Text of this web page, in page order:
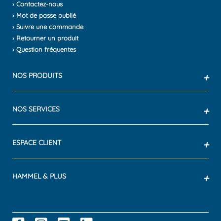
› Contactez-nous
› Mot de passe oublié
› Suivre une commande
› Retourner un produit
› Question fréquentes
NOS PRODUITS +
NOS SERVICES +
ESPACE CLIENT +
HAMMEL & PLUS +